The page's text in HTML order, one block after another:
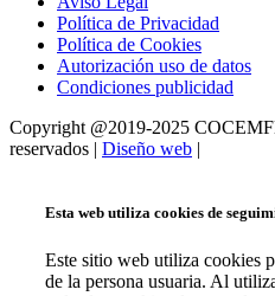
Política de Privacidad
Política de Cookies
Autorización uso de datos
Condiciones publicidad
Copyright @2019-2025
reservados | Diseño web |
Esta web utiliza cookies de
Este sitio web utiliza cookies
de la persona usuaria. Al